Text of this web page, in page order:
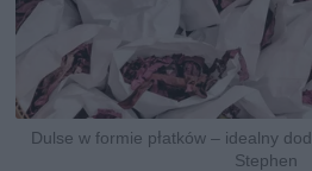
Dulse w formie płatków – idealny
Stephen